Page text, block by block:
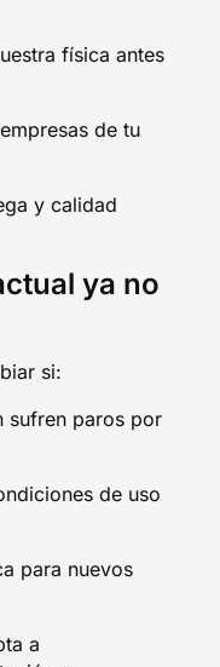
física antes
de tu
y calidad
ya no
si:
sufren paros por
de uso
para nuevos
a